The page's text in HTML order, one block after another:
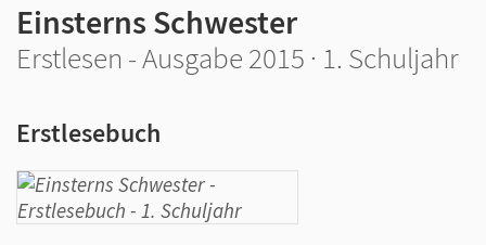
Einsterns Schwester
Erstlesen - Ausgabe 2015 · 1. Schuljahr
Erstlesebuch